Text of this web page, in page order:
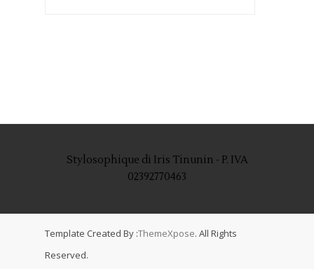
Stylosophique di Iris Tinunin - P. IVA
02392770463
Template Created By :ThemeXpose. All Rights
Reserved.